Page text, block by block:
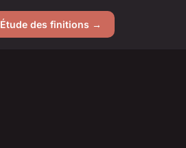
Étude des finitions →